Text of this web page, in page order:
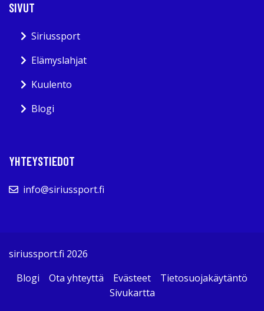
SIVUT
Siriussport
Elämyslahjat
Kuulento
Blogi
YHTEYSTIEDOT
info@siriussport.fi
siriussport.fi 2026
Blogi
Ota yhteyttä Evästeet
Tietosuojakäytäntö
Sivukartta